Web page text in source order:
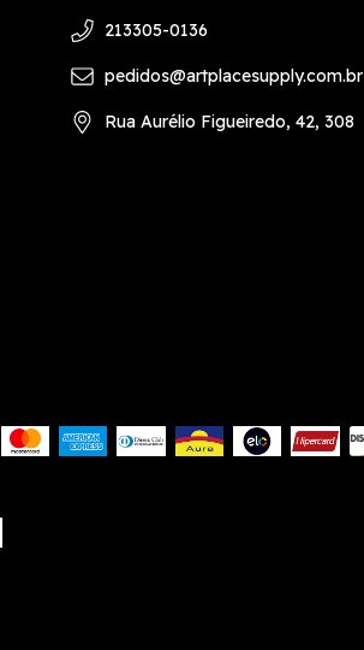
213305-0136
pedidos@artplacesupply.com.br
Rua Aurélio Figueiredo, 42, 308